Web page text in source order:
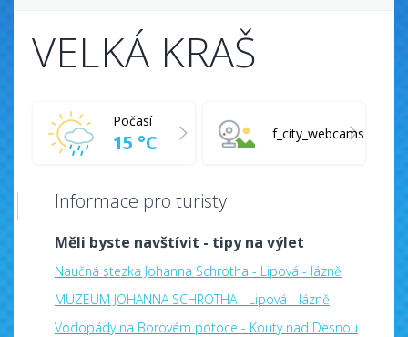
VELKÁ KRAŠ
Počasí
15 °C f_city_webcams
Informace pro turisty
Měli byste navštívit - tipy na výlet
Naučná stezka Johanna Schrotha - Lipová - lázně
MUZEUM JOHANNA SCHROTHA - Lipová - lázně
Vodopády na Borovém potoce - Kouty nad Desnou